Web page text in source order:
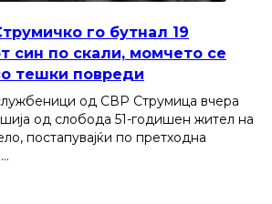
го бутнал 19
син по скали, момчето се
тешки повреди
од СВР Струмица вчера
од слобода 51-годишен жител на
постапувајќи по претходна